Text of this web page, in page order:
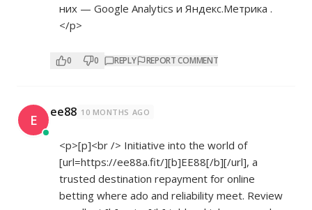
них — Google Analytics и Яндекс.Метрика .
</p>
0 0 REPLY REPORT COMMENT
E ee88 10 MONTHS AGO
<p>[p]<br /> Initiative into the world of
[url=https://ee88a.fit/][b]EE88[/b][/url], a
trusted destination repayment for online
betting where ado and reliability meet. Review